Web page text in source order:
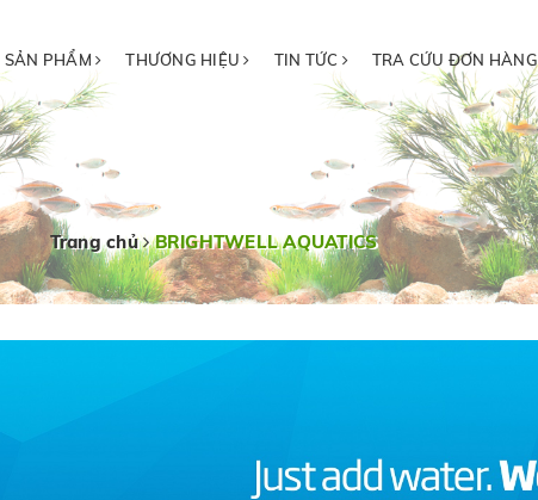
SẢN PHẨM THƯƠNG HIỆU TIN TỨC TRA CỨU ĐƠN HÀNG
Trang chủ BRIGHTWELL AQUATICS